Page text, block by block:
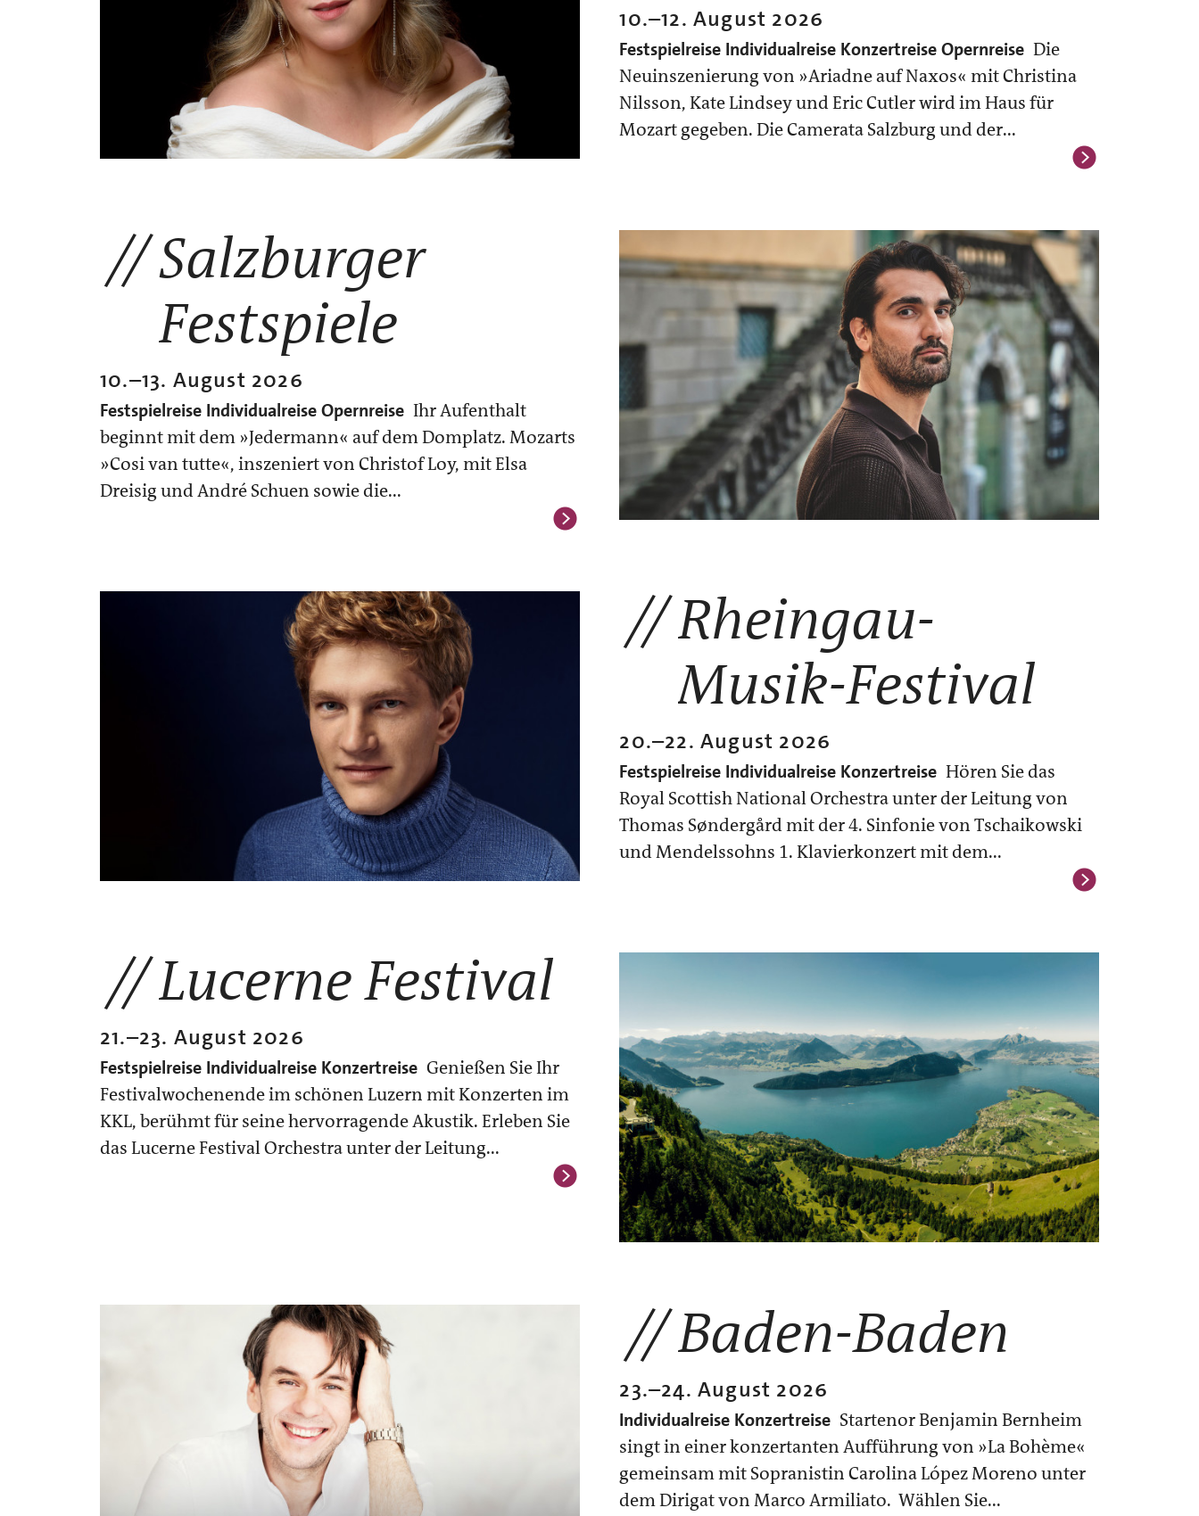
10.–12. August 2026
Festspielreise Individualreise Konzertreise Opernreise Die
Neuinszenierung von »Ariadne auf Naxos« mit Christina
Nilsson, Kate Lindsey und Eric Cutler wird im Haus für
Mozart gegeben. Die Camerata Salzburg und der...
Salzburger
Festspiele
10.–13. August 2026
Festspielreise IndividualreiseOpernreise Ihr Aufenthalt
beginnt mit dem »Jedermann« auf dem Domplatz. Mozarts
»Cosi van tutte«, inszeniert von Christof Loy, mit Elsa
Dreisig und André Schuen sowie die...
Rheingau-
Musik-Festival
20.–22. August 2026
Festspielreise Individualreise Konzertreise Hören Sie das
Royal Scottish National Orchestra unter der Leitung von
Thomas Søndergård mit der 4. Sinfonie von Tschaikowski
und Mendelssohns 1. Klavierkonzert mit dem...
Lucerne Festival
21.–23. August 2026
Festspielreise Individualreise Konzertreise Genießen Sie Ihr
Festivalwochenende im schönen Luzern mit Konzerten im
KKL, berühmt für seine hervorragende Akustik. Erleben Sie
das Lucerne Festival Orchestra unter der Leitung...
Baden-Baden
23.–24. August 2026
Individualreise Konzertreise Startenor Benjamin Bernheim
singt in einer konzertanten Aufführung von »La Bohème«
gemeinsam mit Sopranistin Carolina López Moreno unter
dem Dirigat von Marco Armiliato. Wählen Sie...